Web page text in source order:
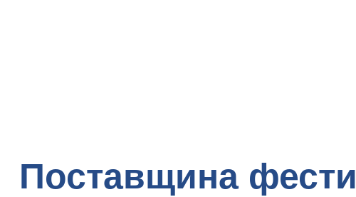
Поставщина